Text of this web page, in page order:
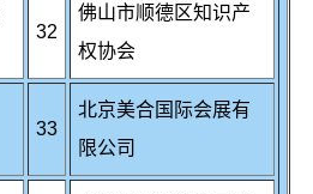
32
佛山市顺德区知识产
权协会
33
北京美合国际会展有
限公司